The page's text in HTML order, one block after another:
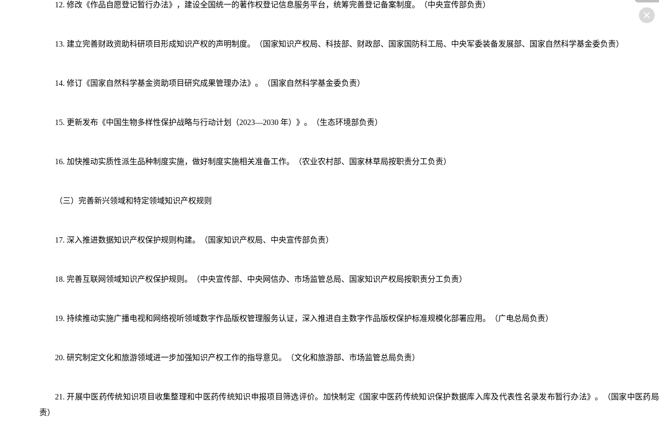
12. 修改《作品自愿登记暂行办法》，建设全国统一的著作权登记信息服务平台，统筹完善登记备案制度。（中央宣传部负责）
13. 建立完善财政资助科研项目形成知识产权的声明制度。（国家知识产权局、科技部、财政部、国家国防科工局、中央军委装备发展部、国家自然科学基金委负责）
14. 修订《国家自然科学基金资助项目研究成果管理办法》。（国家自然科学基金委负责）
15. 更新发布《中国生物多样性保护战略与行动计划（2023—2030 年）》。（生态环境部负责）
16. 加快推动实质性派生品种制度实施，做好制度实施相关准备工作。（农业农村部、国家林草局按职责分工负责）
（三）完善新兴领域和特定领域知识产权规则
17. 深入推进数据知识产权保护规则构建。（国家知识产权局、中央宣传部负责）
18. 完善互联网领域知识产权保护规则。（中央宣传部、中央网信办、市场监管总局、国家知识产权局按职责分工负责）
19. 持续推动实施广播电视和网络视听领域数字作品版权管理服务认证，深入推进自主数字作品版权保护标准规模化部署应用。（广电总局负责）
20. 研究制定文化和旅游领域进一步加强知识产权工作的指导意见。（文化和旅游部、市场监管总局负责）
21. 开展中医药传统知识项目收集整理和中医药传统知识申报项目筛选评价。加快制定《国家中医药传统知识保护数据库入库及代表性名录发布暂行办法》。（国家中医药
责）